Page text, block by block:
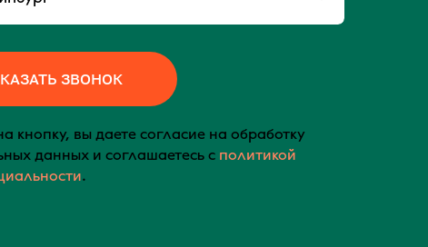
ЗВОНОК
кнопку, вы даете согласие на обработку
данных и соглашаетесь c политикой
.